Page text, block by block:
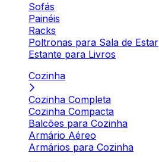
Sofás
Painéis
Racks
Poltronas para Sala de Estar
Estante para Livros
Cozinha
Cozinha Completa
Cozinha Compacta
Balcões para Cozinha
Armário Aéreo
Armários para Cozinha